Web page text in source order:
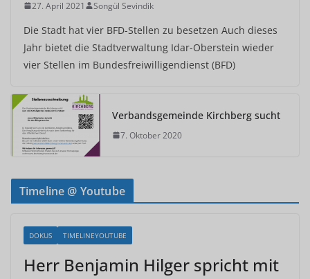
27. April 2021 Songül Sevindik
Die Stadt hat vier BFD-Stellen zu besetzen Auch dieses
Jahr bietet die Stadtverwaltung Idar-Oberstein wieder
vier Stellen im Bundesfreiwilligendienst (BFD)
Verbandsgemeinde Kirchberg sucht
7. Oktober 2020
Timeline @ Youtube
DOKUS TIMELINEYOUTUBE
Herr Benjamin Hilger spricht mit